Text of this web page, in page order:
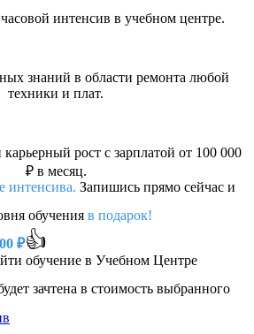
интенсив в учебном центре.
знаний в области ремонта любой
техники и плат.
рост с зарплатой от 100 000
₽ в месяц.
интенсива. Запишись прямо сейчас и
обучения в подарок!
₽👍
обучение в Учебном Центре
зачтена в стоимость выбранного